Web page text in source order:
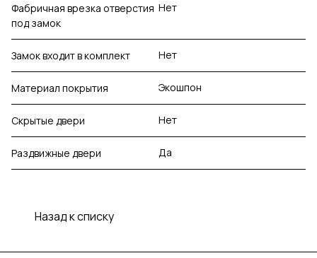
Фабричная врезка отверстия
под замок
Нет
Замок входит в комплект Нет
Материал покрытия Экошпон
Скрытые двери Нет
Раздвижные двери Да
Назад к списку